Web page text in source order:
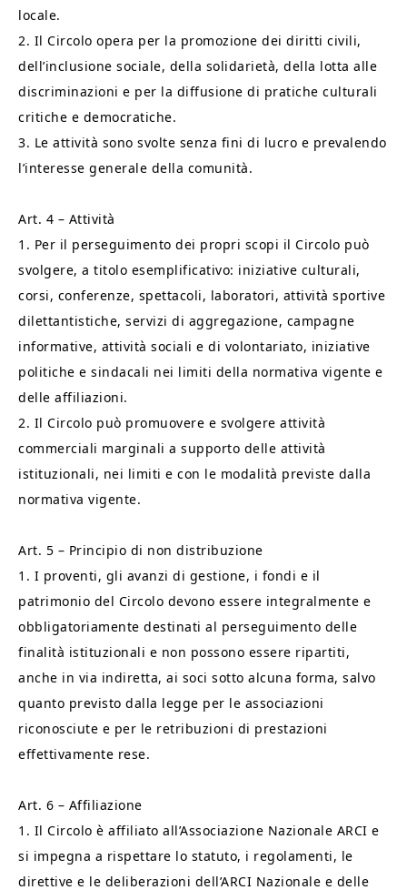
locale.
2. Il Circolo opera per la promozione dei diritti civili,
dell’inclusione sociale, della solidarietà, della lotta alle
discriminazioni e per la diffusione di pratiche culturali
critiche e democratiche.
3. Le attività sono svolte senza fini di lucro e prevalendo
l’interesse generale della comunità.
Art. 4 – Attività
1. Per il perseguimento dei propri scopi il Circolo può
svolgere, a titolo esemplificativo: iniziative culturali,
corsi, conferenze, spettacoli, laboratori, attività sportive
dilettantistiche, servizi di aggregazione, campagne
informative, attività sociali e di volontariato, iniziative
politiche e sindacali nei limiti della normativa vigente e
delle affiliazioni.
2. Il Circolo può promuovere e svolgere attività
commerciali marginali a supporto delle attività
istituzionali, nei limiti e con le modalità previste dalla
normativa vigente.
Art. 5 – Principio di non distribuzione
1. I proventi, gli avanzi di gestione, i fondi e il
patrimonio del Circolo devono essere integralmente e
obbligatoriamente destinati al perseguimento delle
finalità istituzionali e non possono essere ripartiti,
anche in via indiretta, ai soci sotto alcuna forma, salvo
quanto previsto dalla legge per le associazioni
riconosciute e per le retribuzioni di prestazioni
effettivamente rese.
Art. 6 – Affiliazione
1. Il Circolo è affiliato all’Associazione Nazionale ARCI e
si impegna a rispettare lo statuto, i regolamenti, le
direttive e le deliberazioni dell’ARCI Nazionale e delle